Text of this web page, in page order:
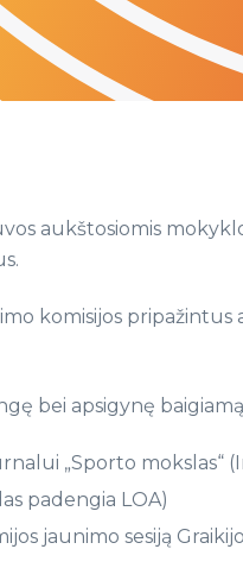
aukštosiomis
komisijos pripažintus
bei apsigynę
„Sporto mokslas“
padengia LOA)
jaunimo sesiją